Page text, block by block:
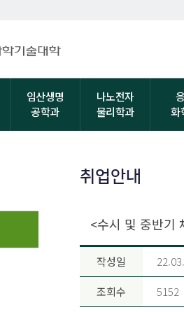
임산생명
공학과
나노전자
물리학과
화
취업안내
<수시 및 중반기
작성일
조회수 5152